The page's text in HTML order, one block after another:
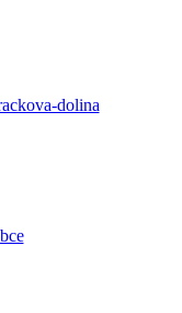
dolina